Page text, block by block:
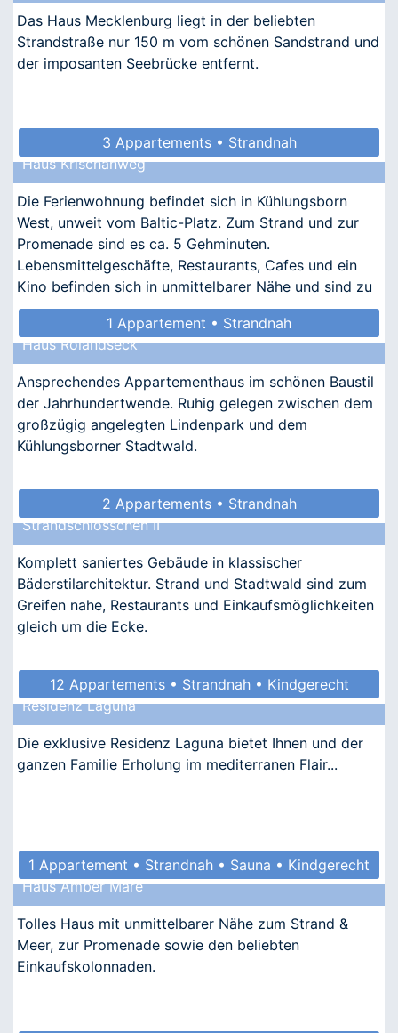
Das Haus Mecklenburg liegt in der beliebten
Strandstraße nur 150 m vom schönen Sandstrand und
der imposanten Seebrücke entfernt.
3 Appartements • Strandnah
Haus Krischanweg
Die Ferienwohnung befindet sich in Kühlungsborn
West, unweit vom Baltic-Platz. Zum Strand und zur
Promenade sind es ca. 5 Gehminuten.
Lebensmittelgeschäfte, Restaurants, Cafes und ein
Kino befinden sich in unmittelbarer Nähe und sind zu
Fuß zu erreichen.
1 Appartement • Strandnah
Haus Rolandseck
Ansprechendes Appartementhaus im schönen Baustil
der Jahrhundertwende. Ruhig gelegen zwischen dem
großzügig angelegten Lindenpark und dem
Kühlungsborner Stadtwald.
2 Appartements • Strandnah
Strandschlösschen II
Komplett saniertes Gebäude in klassischer
Bäderstilarchitektur. Strand und Stadtwald sind zum
Greifen nahe, Restaurants und Einkaufsmöglichkeiten
gleich um die Ecke.
12 Appartements • Strandnah • Kindgerecht
• Barrierefrei • Allergikergeeignet
Residenz Laguna
Die exklusive Residenz Laguna bietet Ihnen und der
ganzen Familie Erholung im mediterranen Flair...
1 Appartement • Strandnah • Sauna • Kindgerecht
Haus Amber Mare
Tolles Haus mit unmittelbarer Nähe zum Strand &
Meer, zur Promenade sowie den beliebten
Einkaufskolonnaden.